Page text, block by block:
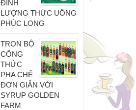
ĐỊNH
LƯỢNG THỨC UỐNG
PHÚC LONG
TRỌN BỘ
CÔNG
THỨC
PHA CHẾ
ĐƠN GIẢN VỚI
SYRUP GOLDEN
FARM